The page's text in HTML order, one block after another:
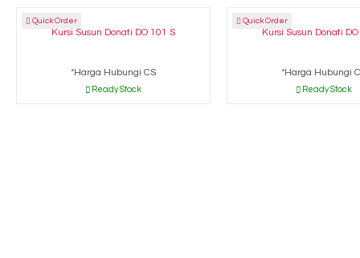
Quick Order
Kursi Susun Donati DO 101 S
*Harga Hubungi CS
Ready Stock
Quick Order
Kursi Susun Donati
*Harga Hubungi
Ready Stock